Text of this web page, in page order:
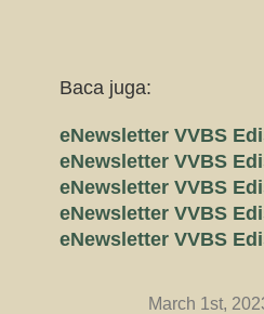
Baca juga:
eNewsletter VVBS
eNewsletter VVBS
eNewsletter VVBS
eNewsletter VVBS
eNewsletter VVBS
March 1st,